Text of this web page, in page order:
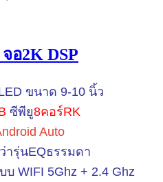
อ2K DSP
ขนาด 9-10 นิ้ว
ซีพียู8คอร์RK
Auto
ารุ่นEQธรรมดา
บ WIFI 5Ghz + 2.4 Ghz